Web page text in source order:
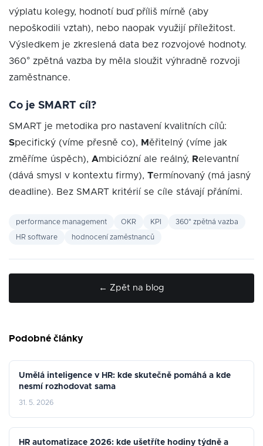
výplatu kolegy, hodnotí buď příliš mírně (aby
nepoškodili vztah), nebo naopak využijí příležitost.
Výsledkem je zkreslená data bez rozvojové hodnoty.
360° zpětná vazba by měla sloužit výhradně rozvoji
zaměstnance.
Co je SMART cíl?
SMART je metodika pro nastavení kvalitních cílů:
Specifický (víme přesně co), Měřitelný (víme jak
změříme úspěch), Ambiciózní ale reálný, Relevantní
(dává smysl v kontextu firmy), Termínovaný (má jasný
deadline). Bez SMART kritérií se cíle stávají přáními.
performance management OKR KPI 360° zpětná vazba
HR software hodnocení zaměstnanců
← Zpět na blog
Podobné články
Umělá inteligence v HR: kde skutečně pomáhá a kde
nesmí rozhodovat sama
31. 5. 2026
HR automatizace 2026: kde ušetříte hodiny týdně a